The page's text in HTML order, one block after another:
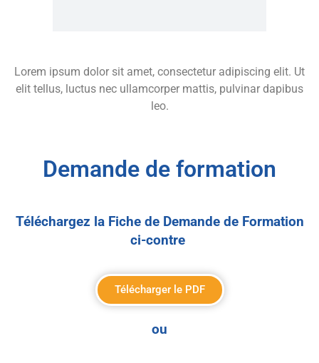
Lorem ipsum dolor sit amet, consectetur adipiscing elit. Ut
elit tellus, luctus nec ullamcorper mattis, pulvinar dapibus
leo.
Demande de formation
Téléchargez la Fiche de Demande de Formation
ci-contre
Télécharger le PDF
ou